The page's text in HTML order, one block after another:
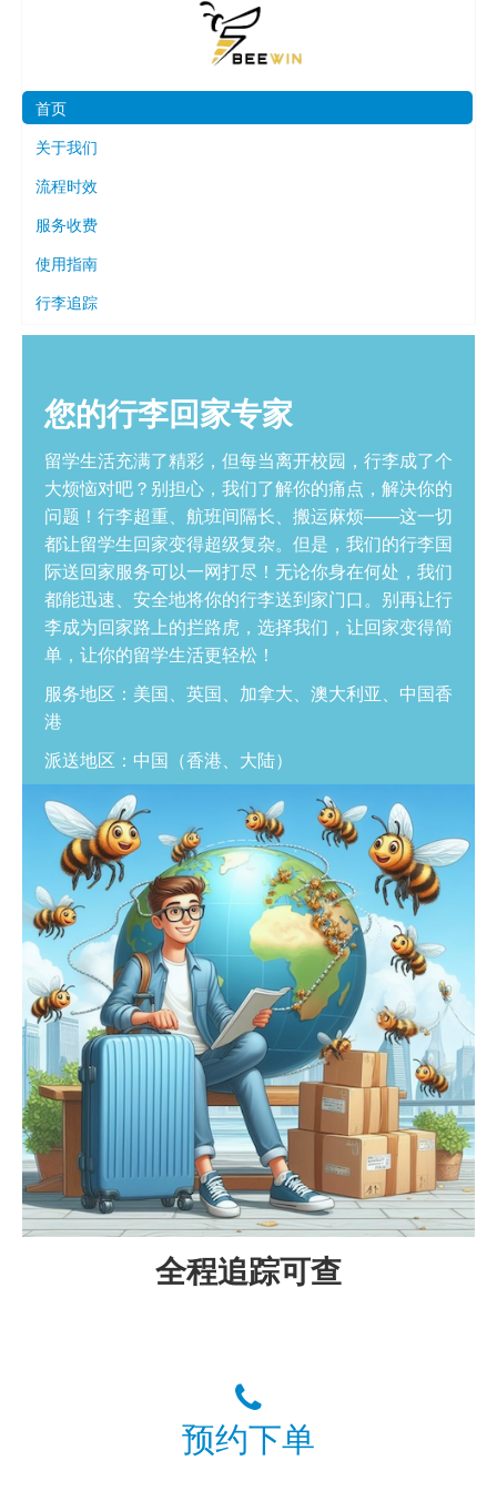
首页
关于我们
流程时效
服务收费
使用指南
行李追踪
您的行李回家专家
留学生活充满了精彩，但每当离开校园，行李成了个
大烦恼对吧？别担心，我们了解你的痛点，解决你的
问题！行李超重、航班间隔长、搬运麻烦——这一切
都让留学生回家变得超级复杂。但是，我们的行李国
际送回家服务可以一网打尽！无论你身在何处，我们
都能迅速、安全地将你的行李送到家门口。别再让行
李成为回家路上的拦路虎，选择我们，让回家变得简
单，让你的留学生活更轻松！
服务地区：美国、英国、加拿大、澳大利亚、中国香
港
派送地区：中国（香港、大陆）
全程追踪可查
预约下单